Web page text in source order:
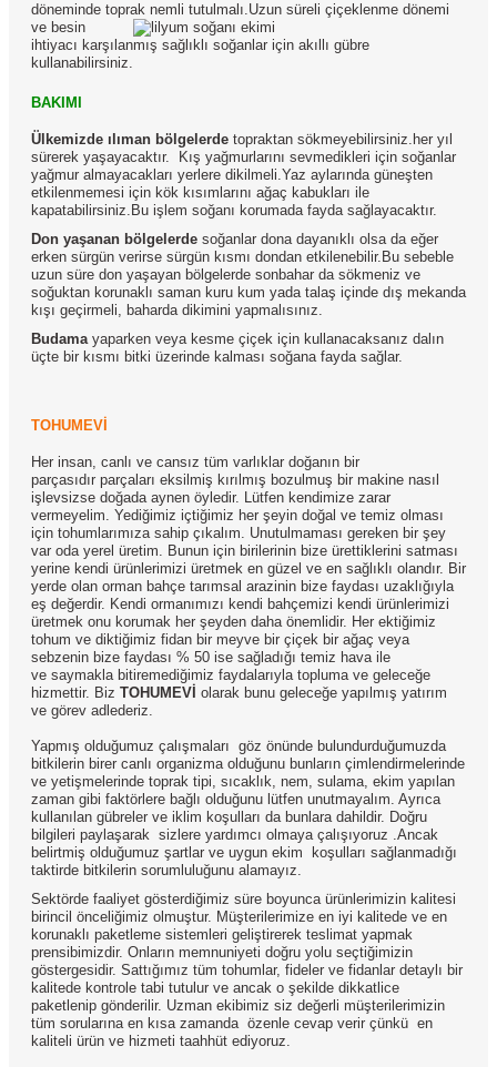
döneminde toprak nemli tutulmalı.Uzun süreli çiçeklenme dönemi
ve besin
ihtiyacı karşılanmış sağlıklı soğanlar için akıllı gübre
kullanabilirsiniz.
BAKIMI
Ülkemizde ılıman bölgelerde topraktan sökmeyebilirsiniz.her yıl
sürerek yaşayacaktır. Kış yağmurlarını sevmedikleri için soğanlar
yağmur almayacakları yerlere dikilmeli.Yaz aylarında güneşten
etkilenmemesi için kök kısımlarını ağaç kabukları ile
kapatabilirsiniz.Bu işlem soğanı korumada fayda sağlayacaktır.
Don yaşanan bölgelerde soğanlar dona dayanıklı olsa da eğer
erken sürgün verirse sürgün kısmı dondan etkilenebilir.Bu sebeble
uzun süre don yaşayan bölgelerde sonbahar da sökmeniz ve
soğuktan korunaklı saman kuru kum yada talaş içinde dış mekanda
kışı geçirmeli, baharda dikimini yapmalısınız.
Budama yaparken veya kesme çiçek için kullanacaksanız dalın
üçte bir kısmı bitki üzerinde kalması soğana fayda sağlar.
TOHUMEVİ
Her insan, canlı ve cansız tüm varlıklar doğanın bir
parçasıdır parçaları eksilmiş kırılmış bozulmuş bir makine nasıl
işlevsizse doğada aynen öyledir. Lütfen kendimize zarar
vermeyelim. Yediğimiz içtiğimiz her şeyin doğal ve temiz olması
için tohumlarımıza sahip çıkalım. Unutulmaması gereken bir şey
var oda yerel üretim. Bunun için birilerinin bize ürettiklerini satması
yerine kendi ürünlerimizi üretmek en güzel ve en sağlıklı olandır. Bir
yerde olan orman bahçe tarımsal arazinin bize faydası uzaklığıyla
eş değerdir. Kendi ormanımızı kendi bahçemizi kendi ürünlerimizi
üretmek onu korumak her şeyden daha önemlidir. Her ektiğimiz
tohum ve diktiğimiz fidan bir meyve bir çiçek bir ağaç veya
sebzenin bize faydası % 50 ise sağladığı temiz hava ile
ve saymakla bitiremediğimiz faydalarıyla topluma ve geleceğe
hizmettir. Biz TOHUMEVİ olarak bunu geleceğe yapılmış yatırım
ve görev adlederiz.
Yapmış olduğumuz çalışmaları göz önünde bulundurduğumuzda
bitkilerin birer canlı organizma olduğunu bunların çimlendirmelerinde
ve yetişmelerinde toprak tipi, sıcaklık, nem, sulama, ekim yapılan
zaman gibi faktörlere bağlı olduğunu lütfen unutmayalım. Ayrıca
kullanılan gübreler ve iklim koşulları da bunlara dahildir. Doğru
bilgileri paylaşarak sizlere yardımcı olmaya çalışıyoruz .Ancak
belirtmiş olduğumuz şartlar ve uygun ekim koşulları sağlanmadığı
taktirde bitkilerin sorumluluğunu alamayız.
Sektörde faaliyet gösterdiğimiz süre boyunca ürünlerimizin kalitesi
birincil önceliğimiz olmuştur. Müşterilerimize en iyi kalitede ve en
korunaklı paketleme sistemleri geliştirerek teslimat yapmak
prensibimizdir. Onların memnuniyeti doğru yolu seçtiğimizin
göstergesidir. Sattığımız tüm tohumlar, fideler ve fidanlar detaylı bir
kalitede kontrole tabi tutulur ve ancak o şekilde dikkatlice
paketlenip gönderilir. Uzman ekibimiz siz değerli müşterilerimizin
tüm sorularına en kısa zamanda özenle cevap verir çünkü en
kaliteli ürün ve hizmeti taahhüt ediyoruz.